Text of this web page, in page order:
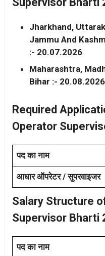
Jharkhand,
Jammu And
:- 20.07.2026
Maharashtra,
Bihar :- 20.08.2026
Required
Operator
पद का नाम
आधार ऑपरेटर / सुपरवाइजर
Salary Structure
Supervisor Bharti
पद का नाम